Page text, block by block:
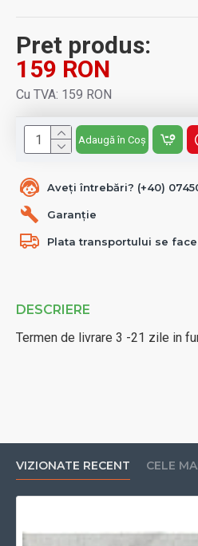
DESCRIERE
Termen de livrare 3 -21 zile in
Aveți întrebări? (+40)
Garanție
Plata transportului se
Pret produs:
159 RON
Cu TVA: 159 RON
Adaugă în Coș
VIZIONATE RECENT CELE